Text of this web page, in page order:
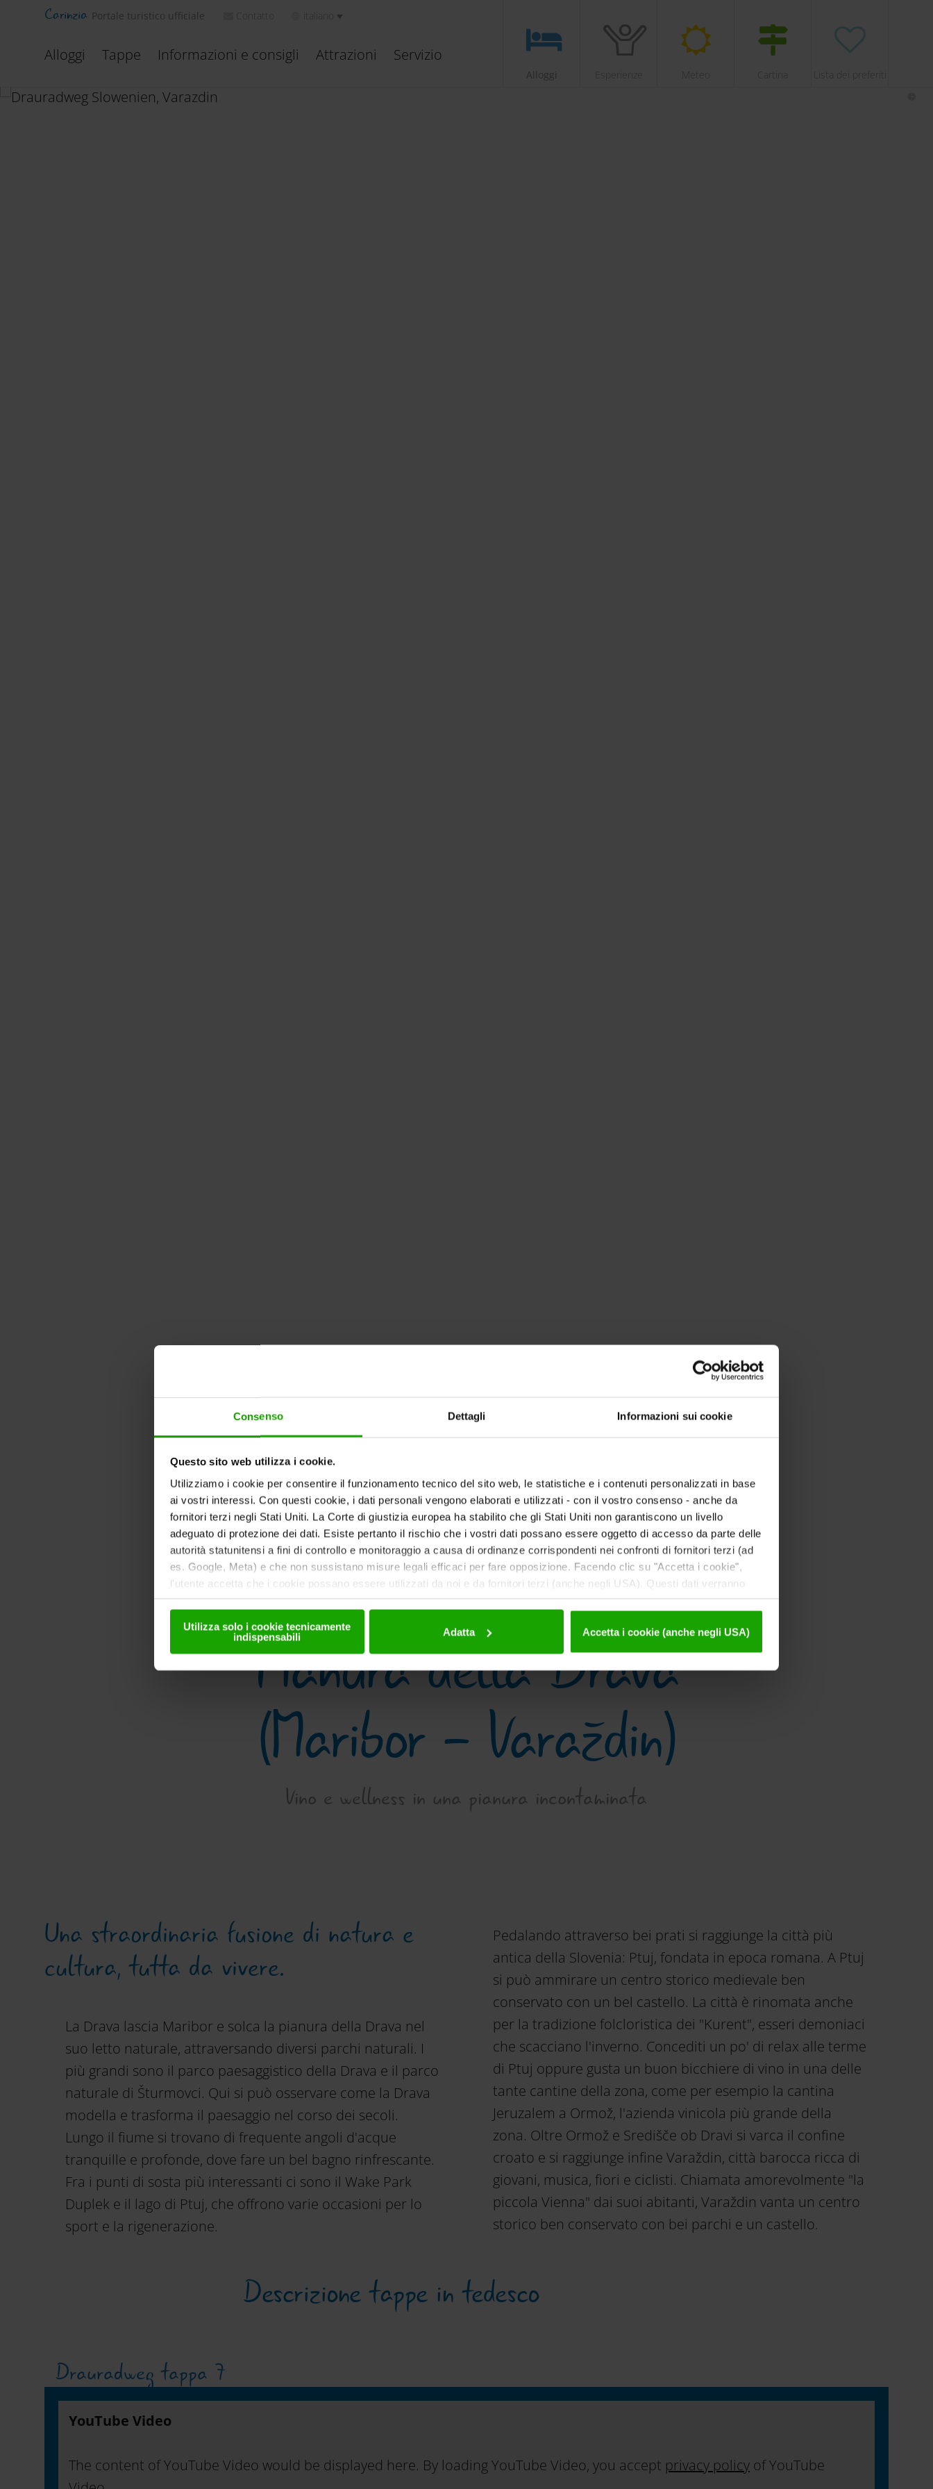
Consenso Dettagli Informazioni sui cookie
Questo sito web utilizza i cookie.
Utilizziamo i cookie per consentire il funzionamento tecnico del sito web, le statistiche e i contenuti personalizzati in base
ai vostri interessi. Con questi cookie, i dati personali vengono elaborati e utilizzati - con il vostro consenso - anche da
fornitori terzi negli Stati Uniti. La Corte di giustizia europea ha stabilito che gli Stati Uniti non garantiscono un livello
adeguato di protezione dei dati. Esiste pertanto il rischio che i vostri dati possano essere oggetto di accesso da parte delle
autorità statunitensi a fini di controllo e monitoraggio a causa di ordinanze corrispondenti nei confronti di fornitori terzi (ad
es. Google, Meta) e che non sussistano misure legali efficaci per fare opposizione. Facendo clic su "Accetta i cookie",
l'utente accetta che i cookie possano essere utilizzati da noi e da fornitori terzi (anche negli USA). Questi dati verranno
Utilizza solo i cookie tecnicamente
indispensabili
Adatta Accetta i cookie (anche negli USA)
Carinzia Portale turistico ufficiale
Alloggi Tappe Informazioni e consigli Attrazioni Servizio
Alloggi
Scorri verso il basso
Pianura della Drava
(Maribor - Varaždin)
Vino e wellness in una pianura incontaminata
Una straordinaria fusione di natura e
cultura, tutta da vivere.
La Drava lascia Maribor e solca la pianura della Drava nel
suo letto naturale, attraversando diversi parchi naturali. I
più grandi sono il parco paesaggistico della Drava e il parco
naturale di Šturmovci. Qui si può osservare come la Drava
modella e trasforma il paesaggio nel corso dei secoli.
Lungo il fiume si trovano di frequente angoli d'acque
tranquille e profonde, dove fare un bel bagno rinfrescante.
Fra i punti di sosta più interessanti ci sono il Wake Park
Duplek e il lago di Ptuj, che offrono varie occasioni per lo
sport e la rigenerazione.
Pedalando attraverso bei prati si raggiunge la città più
antica della Slovenia: Ptuj, fondata in epoca romana. A Ptuj
si può ammirare un centro storico medievale ben
conservato con un bel castello. La città è rinomata anche
per la tradizione folcloristica dei "Kurent", esseri demoniaci
che scacciano l'inverno. Concediti un po' di relax alle terme
di Ptuj oppure gusta un buon bicchiere di vino in una delle
tante cantine della zona, come per esempio la cantina
Jeruzalem a Ormož, l'azienda vinicola più grande della
zona. Oltre Ormož e Središče ob Dravi si varca il confine
croato e si raggiunge infine Varaždin, città barocca ricca di
giovani, musica, fiori e ciclisti. Chiamata amorevolmente "la
piccola Vienna" dai suoi abitanti, Varaždin vanta un centro
storico ben conservato con bei parchi e un castello.
Descrizione tappe in tedesco
Drauradweg tappa 7
YouTube Video
The content of YouTube Video would be displayed here. By loading YouTube Video, you accept privacy policy of YouTube